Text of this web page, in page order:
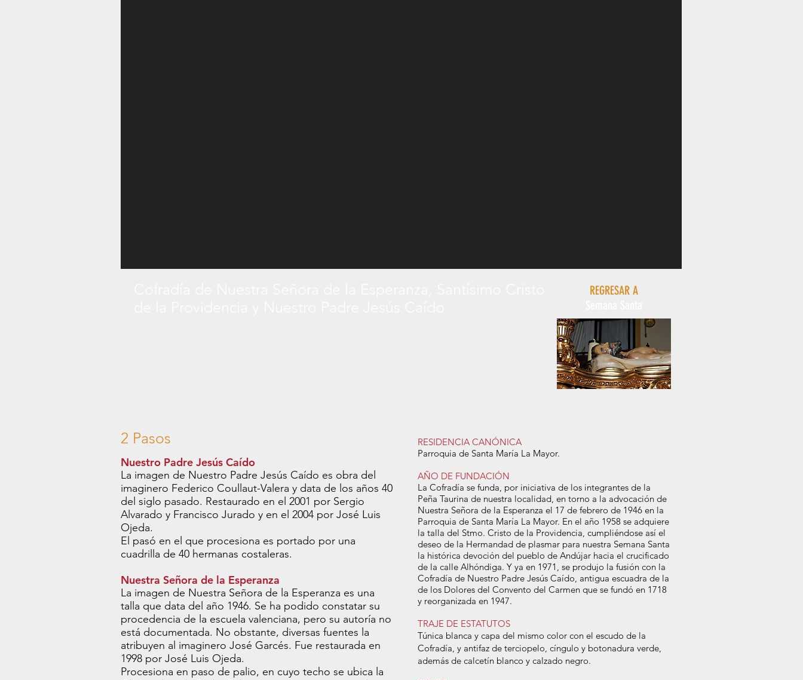
REGRESAR A
2 Pasos
Nuestro Padre Jesús Caído
La imagen de Nuestro Padre Jesús Caído es obra del
imaginero Federico Coullaut-Valera y data de los años 40
del siglo pasado. Restaurado en el 2001 por Sergio
Alvarado y Francisco Jurado y en el 2004 por José Luis
Ojeda.
El pasó en el que procesiona es portado por una
cuadrilla de 40 hermanas costaleras.
Nuestra Señora de la Esperanza
La imagen de Nuestra Señora de la Esperanza es una
talla que data del año 1946. Se ha podido constatar su
procedencia de la escuela valenciana, pero su autoría no
está documentada. No obstante, diversas fuentes la
atribuyen al imaginero José Garcés. Fue restaurada en
1998 por José Luis Ojeda.
Procesiona en paso de palio, en cuyo techo se ubica la
RESIDENCIA CANÓNICA
Parroquia de Santa María La Mayor.
AÑO DE FUNDACIÓN
La Cofradía se funda, por iniciativa de los integrantes de la
Peña Taurina de nuestra localidad, en torno a la advocación de
Nuestra Señora de la Esperanza el 17 de febrero de 1946 en la
Parroquia de Santa María La Mayor. En el año 1958 se adquiere
la talla del Stmo. Cristo de la Providencia, cumpliéndose así el
deseo de la Hermandad de plasmar para nuestra Semana Santa
la histórica devoción del pueblo de Andújar hacia el crucificado
de la calle Alhóndiga. Y ya en 1971, se produjo la fusión con la
Cofradía de Nuestro Padre Jesús Caído, antigua escuadra de la
de los Dolores del Convento del Carmen que se fundó en 1718
y reorganizada en 1947.
TRAJE DE ESTATUTOS
Túnica blanca y capa del mismo color con el escudo de la
Cofradía, y antifaz de terciopelo, cíngulo y botonadura verde,
además de calcetín blanco y calzado negro.